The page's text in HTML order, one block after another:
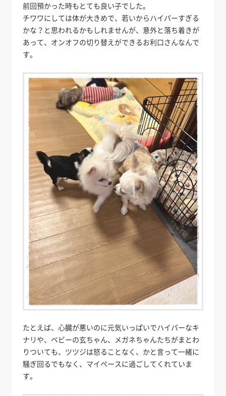
前回預かった時もとても良い子でした。
チワワにしては体が大きめで、若いからハイパーすぎる
かな？と思われるかもしれませんが、意外と落ち着きが
あって、オンオフの切り替えができるお利口さんなんで
す。
たとえば、心臓が悪いのに元気いっぱいでハイパーなキ
ナリや、ベビーの玄ちゃん、メガネちゃんたちがまとわ
りついても、ツツジは怒ることなく、かと言って一緒に
騒ぎ回るでもなく、マイペースに過ごしてくれていま
す。